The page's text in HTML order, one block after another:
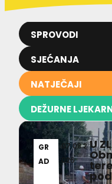
SPROVODI
SJEĆANJA
NATJEČAJI
DEŽURNE
GR
AD
07.08.2
026
U